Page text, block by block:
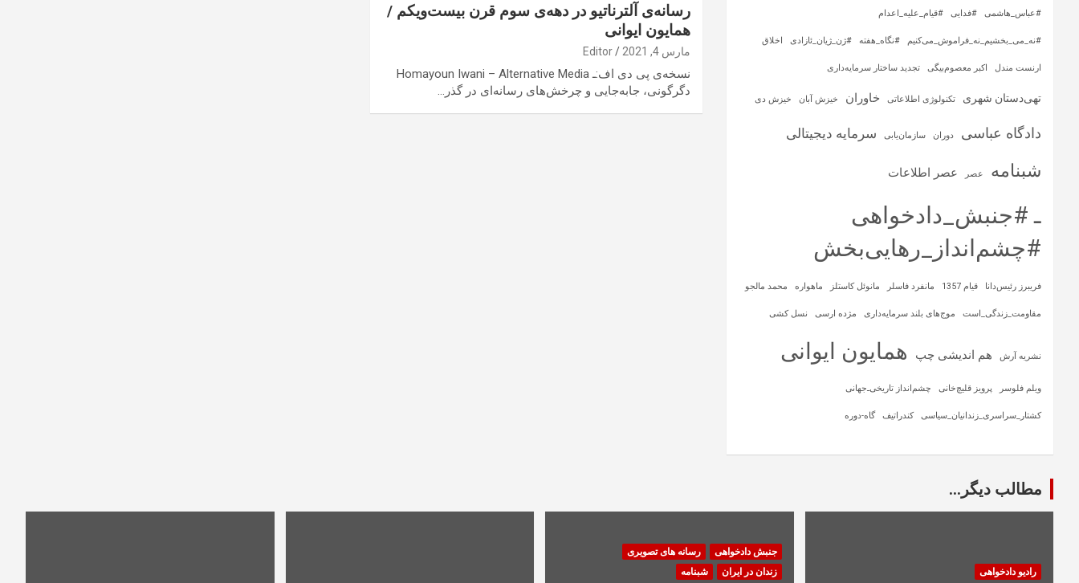
رسانه‌ی آلترناتیو در دهه‌ی سوم قرن بیست‌ویکم /
همایون ایوانی
مارس 4, 2021 Editor
نسخه‌ی پی دی اف:ـ Homayoun Iwani – Alternative Media
دگرگونی، جابه‌جایی و چرخش‌های رسانه‌ای در گذر…
#عباس_هاشمی #فدایی #قیام_علیه_اعدام
#نه_می_بخشیم_نه_فراموش_می‌کنیم #نگاه_هفته #ژن_ژیان_ئازادی اخلاق
ارنست مندل اکبر معصوم‌بیگی تجدید ساختار سرمایه‌داری
تهی‌دستان شهری تکنولوژی اطلاعاتی خاوران خیزش آبان خیزش دی
دادگاه عباسی دوران سازمان‌یابی سرمایه‌ دیجیتالی
شبنامه عصر عصر اطلاعات
ـ #جنبش_دادخواهی
#چشم‌انداز_رهایی‌بخش
فریبرز رئیس‌دانا قیام 1357 مانفرد فاسلر مانوئل کاستلز ماهواره‌ محمد مالجو
مقاومت_زندگی_است موج‌های بلند سرمایه‌داری مژده ارسی نسل کشی
نشریه آرش هم اندیشی چپ همایون ایوانی
ویلم فلوسر پرویز قلیچ‌خانی چشم‌انداز تاریخی‌ـ‌جهانی
کشتار_سراسری_زندانیان_سیاسی کندراتیف گاه-دوره
مطالب دیگر...
رادیو دادخواهی
جنبش دادخواهی
رسانه های تصویری
زندان در ایران
شبنامه